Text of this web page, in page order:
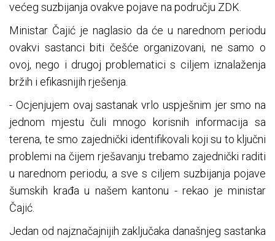
većeg suzbijanja ovakve pojave na području ZDK.
Ministar Čajić je naglasio da će u narednom periodu
ovakvi sastanci biti češće organizovani, ne samo o
ovoj, nego i drugoj problematici s ciljem iznalaženja
bržih i efikasnijih rješenja.
- Ocjenjujem ovaj sastanak vrlo uspješnim jer smo na
jednom mjestu čuli mnogo korisnih informacija sa
terena, te smo zajednički identifikovali koji su to ključni
problemi na čijem rješavanju trebamo zajednički raditi
u narednom periodu, a sve s ciljem suzbijanja pojave
šumskih krađa u našem kantonu - rekao je ministar
Čajić.
Jedan od najznačajnijih zaključaka današnjeg sastanka